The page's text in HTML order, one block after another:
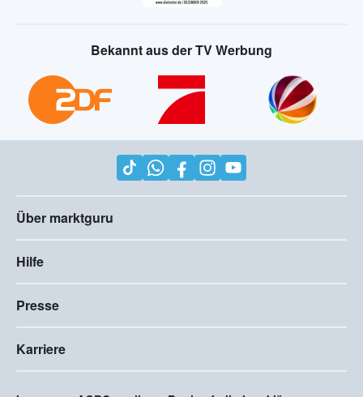
Bekannt aus der TV Werbung
Über marktguru
Hilfe
Presse
Karriere